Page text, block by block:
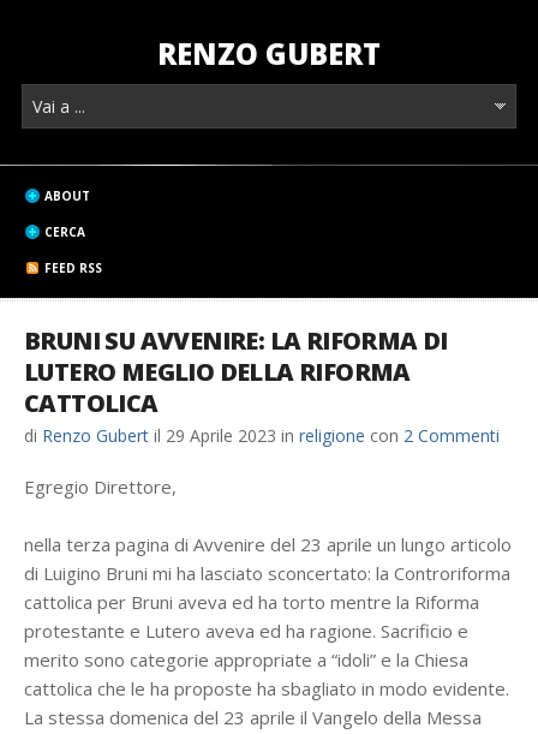
RENZO GUBERT
ABOUT
CERCA
FEED RSS
BRUNI SU AVVENIRE: LA RIFORMA DI
LUTERO MEGLIO DELLA RIFORMA
CATTOLICA
di Renzo Gubert il 29 Aprile 2023 in religione con 2 Commenti
Egregio Direttore,
nella terza pagina di Avvenire del 23 aprile un lungo articolo
di Luigino Bruni mi ha lasciato sconcertato: la Controriforma
cattolica per Bruni aveva ed ha torto mentre la Riforma
protestante e Lutero aveva ed ha ragione. Sacrificio e
merito sono categorie appropriate a “idoli” e la Chiesa
cattolica che le ha proposte ha sbagliato in modo evidente.
La stessa domenica del 23 aprile il Vangelo della Messa